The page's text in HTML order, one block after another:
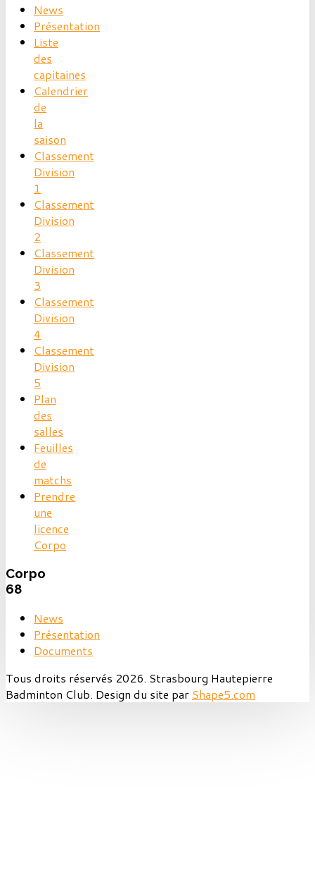
News
Présentation
Liste
des
capitaines
Calendrier
de
la
saison
Classement
Division
1
Classement
Division
2
Classement
Division
3
Classement
Division
4
Classement
Division
5
Plan
des
salles
Feuilles
de
matchs
Prendre
une
licence
Corpo
Corpo
68
News
Présentation
Documents
Tous droits réservés 2026. Strasbourg Hautepierre
Badminton Club. Design du site par Shape5.com